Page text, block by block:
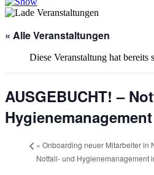
« Alle Veranstaltungen
Diese Veranstaltung hat bereits
AUSGEBUCHT! –
« Onboarding neuer Mitarbeiter in
Notfall- und Hygienemanagement